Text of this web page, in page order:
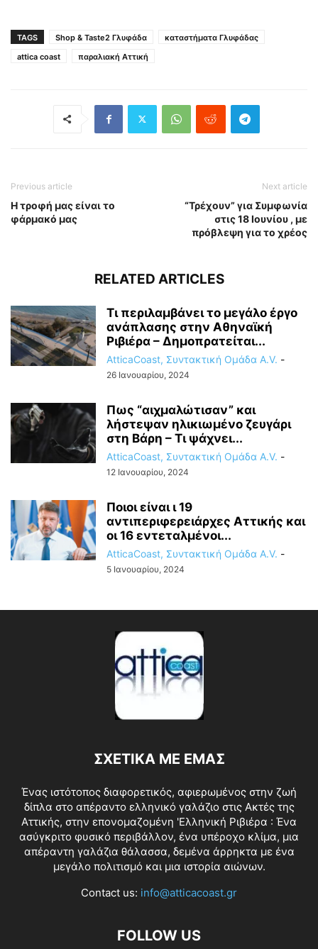
TAGS Shop & Taste2 Γλυφάδα
καταστήματα Γλυφάδας
attica coast
παραλιακή Αττική
Previous article
Η τροφή μας είναι το
φάρμακό μας
Next article
“Τρέχουν” για Συμφωνία
στις 18 Ιουνίου , με
πρόβλεψη για το χρέος
RELATED ARTICLES
Τι περιλαμβάνει το μεγάλο έργο
ανάπλασης στην Αθηναϊκή
Ριβιέρα – Δημοπρατείται...
AtticaCoast, Συντακτική Ομάδα A.V. -
26 Ιανουαρίου, 2024
Πως “αιχμαλώτισαν” και
λήστεψαν ηλικιωμένο ζευγάρι
στη Βάρη – Τι ψάχνει...
AtticaCoast, Συντακτική Ομάδα A.V. -
12 Ιανουαρίου, 2024
Ποιοι είναι ι 19
αντιπεριφερειάρχες Αττικής και
οι 16 εντεταλμένοι...
AtticaCoast, Συντακτική Ομάδα A.V. -
5 Ιανουαρίου, 2024
ΣΧΕΤΙΚΑ ΜΕ ΕΜΑΣ
Ένας ιστότοπος διαφορετικός, αφιερωμένος στην ζωή
δίπλα στο απέραντο ελληνικό γαλάζιο στις Ακτές της
Αττικής, στην επονομαζομένη 'Ελληνική Ριβιέρα : Ένα
ασύγκριτο φυσικό περιβάλλον, ένα υπέροχο κλίμα, μια
απέραντη γαλάζια θάλασσα, δεμένα άρρηκτα με ένα
μεγάλο πολιτισμό και μια ιστορία αιώνων.
Contact us: info@atticacoast.gr
FOLLOW US